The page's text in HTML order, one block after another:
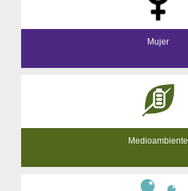
Mujer
Medioambiente